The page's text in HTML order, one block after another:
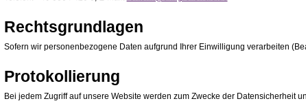
Rechtsgrundlagen
Sofern wir personenbezogene Daten aufgrund Ihrer Einwilligung verarbeiten
Protokollierung
Bei jedem Zugriff auf unsere Website werden zum Zwecke der Datensicherheit